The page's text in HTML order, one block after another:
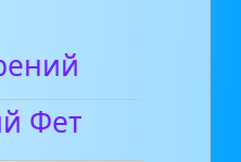
Фет